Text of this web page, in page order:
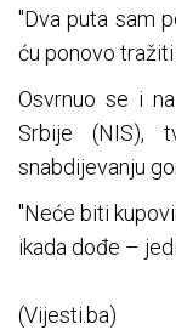
"Dva puta sam
ću ponovo
Osvrnuo se i
Srbije (NIS),
snabdijevanju
"Neće biti
ikada dođe –
(Vijesti.ba)